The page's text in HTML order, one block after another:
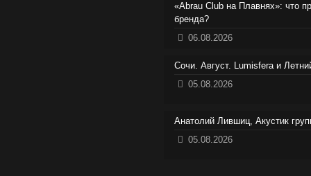
«Abrau Club на Плавнях»: что
бренда?
06.08.2026
Сочи. Август. Lumisfera и
05.08.2026
Анатолий Лившиц, Акустик
05.08.2026